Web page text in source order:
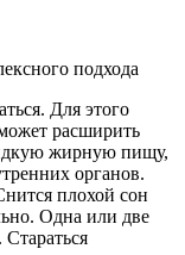
подхода
Для этого
расширить
жирную пищу,
органов.
плохой сон
Одна или две